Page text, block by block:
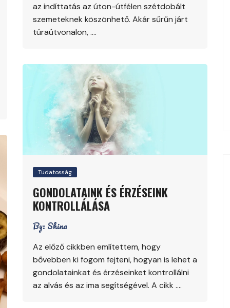
az indíttatás az úton-útfélen szétdobált
szemeteknek köszönhető. Akár sűrűn járt
túraútvonalon, ….
Tudatosság
GONDOLATAINK ÉS ÉRZÉSEINK
KONTROLLÁLÁSA
By: Shina
Az előző cikkben említettem, hogy
bővebben ki fogom fejteni, hogyan is lehet a
gondolatainkat és érzéseinket kontrollálni
az alvás és az ima segítségével. A cikk ….